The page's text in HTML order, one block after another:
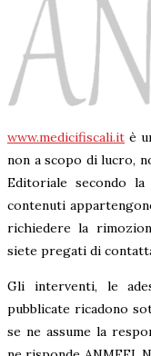
www.medicifiscali.it è
non a scopo di lucro,
Editoriale secondo
contenuti
richiedere la
siete pregati di
Gli interventi, le
pubblicate ricadono
se ne assume la